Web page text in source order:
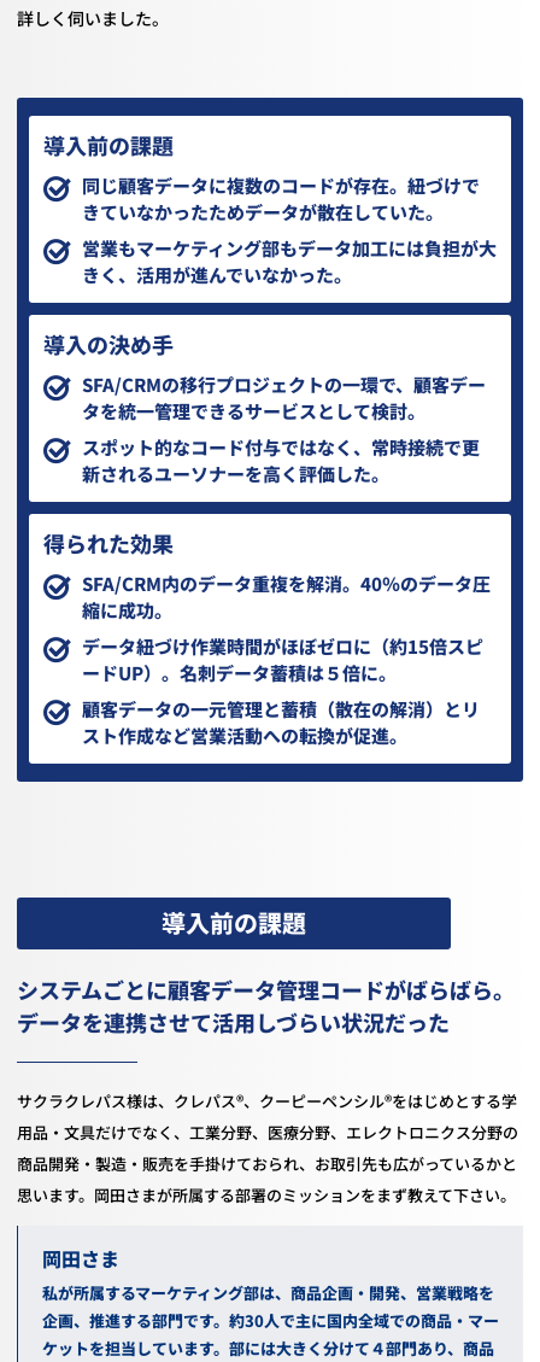
詳しく伺いました。
導入前の課題
同じ顧客データに複数のコードが存在。紐づけで
きていなかったためデータが散在していた。
営業もマーケティング部もデータ加工には負担が大
きく、活用が進んでいなかった。
導入の決め手
SFA/CRMの移行プロジェクトの一環で、顧客デー
タを統一管理できるサービスとして検討。
スポット的なコード付与ではなく、常時接続で更
新されるユーソナーを高く評価した。
得られた効果
SFA/CRM内のデータ重複を解消。40％のデータ圧
縮に成功。
データ紐づけ作業時間がほぼゼロに（約15倍スピ
ードUP）。名刺データ蓄積は５倍に。
顧客データの一元管理と蓄積（散在の解消）とリ
スト作成など営業活動への転換が促進。
導入前の課題
システムごとに顧客データ管理コードがばらばら。
データを連携させて活用しづらい状況だった
サクラクレパス様は、クレパス®、クーピーペンシル®をはじめとする学
用品・文具だけでなく、工業分野、医療分野、エレクトロニクス分野の
商品開発・製造・販売を手掛けておられ、お取引先も広がっているかと
思います。岡田さまが所属する部署のミッションをまず教えて下さい。
岡田
私が所属するマーケティング部は、商品企画・開発、営業戦略を
企画、推進する部門です。約30人で主に国内全域での商品・マー
ケットを担当しています。部には大きく分けて４部門あり、商品